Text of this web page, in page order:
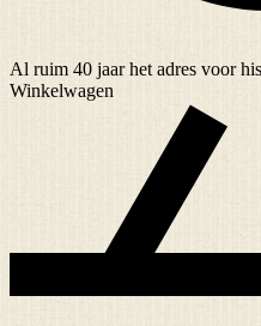
Al ruim 40 jaarhet adres voor
Winkelwagen